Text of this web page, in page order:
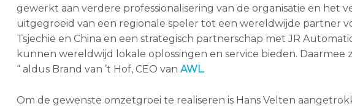
gewerkt aan verdere professionalisering van de organisatie en het
uitgegroeid van een regionale speler tot een wereldwijde partner
Tsjechië en China en een strategisch partnerschap met JR
kunnen wereldwijd lokale oplossingen en service bieden.
“ aldus Brand van ’t Hof, CEO van AWL.
Om de gewenste omzetgroei te realiseren is Hans Velten